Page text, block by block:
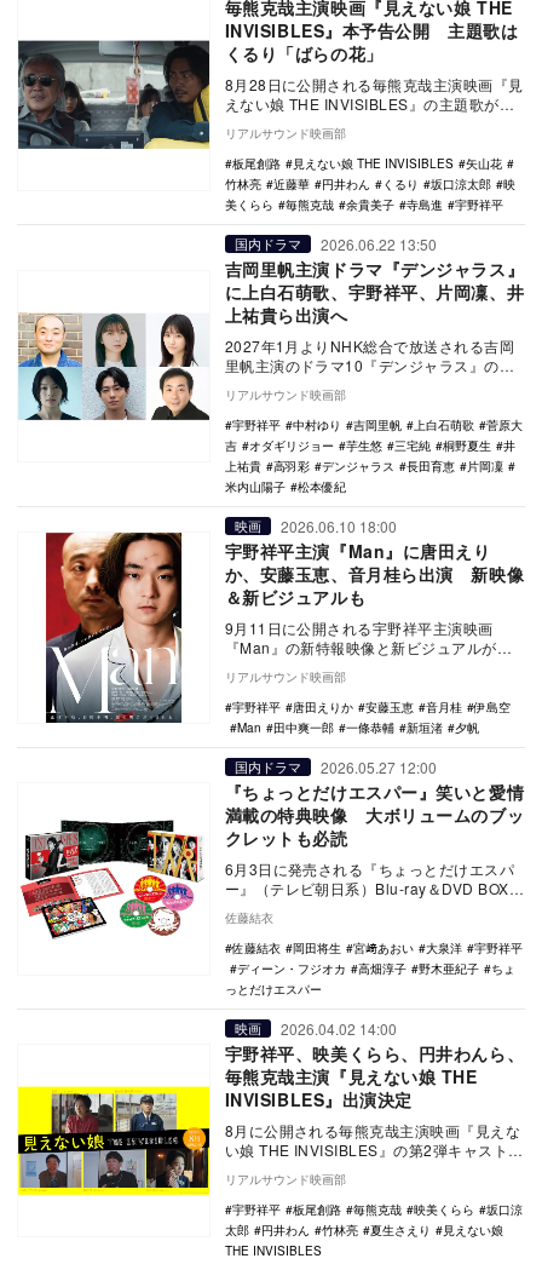
毎熊克哉主演映画『見えない娘 THE
INVISIBLES』本予告公開 主題歌は
くるり「ばらの花」
8月28日に公開される毎熊克哉主演映画『見
えない娘 THE INVISIBLES』の主題歌がく
るりの「ばらの花」に決定。あわせて…
リアルサウンド映画部
板尾創路
見えない娘 THE INVISIBLES
矢山花
竹林亮
近藤華 円井わん くるり 坂口涼太郎
映
美くらら
毎熊克哉 余貴美子 寺島進 宇野祥平
国内ドラマ 2026.06.22 13:50
吉岡里帆主演ドラマ『デンジャラス』
に上白石萌歌、宇野祥平、片岡凜、井
上祐貴ら出演へ
2027年1月よりNHK総合で放送される吉岡
里帆主演のドラマ10『デンジャラス』の追
加キャストとして、上白石萌歌、宇野祥
平、片岡…
リアルサウンド映画部
宇野祥平
中村ゆり 吉岡里帆 上白石萌歌
菅原大
吉
オダギリジョー 芋生悠 三宅純 桐野夏生
井
上祐貴
高羽彩 デンジャラス 長田育恵
片岡凜
米内山陽子
松本優紀
映画 2026.06.10 18:00
宇野祥平主演『Man』に唐田えり
か、安藤玉恵、音月桂ら出演 新映像
＆新ビジュアルも
9月11日に公開される宇野祥平主演映画
『Man』の新特報映像と新ビジュアルが公
開され、新たに唐田えりか、安藤玉恵、音
月桂、伊島空…
リアルサウンド映画部
宇野祥平
唐田えりか 安藤玉恵 音月桂
伊島空
Man
田中爽一郎 一條恭輔 新垣渚 夕帆
国内ドラマ 2026.05.27 12:00
『ちょっとだけエスパー』笑いと愛情
満載の特典映像 大ボリュームのブッ
クレットも必読
6月3日に発売される『ちょっとだけエスパ
ー』（テレビ朝日系）Blu-ray＆DVD BOX。
豪華特典映像やブックレットについて解…
佐藤結衣
佐藤結衣
岡田将生 宮﨑あおい 大泉洋
宇野祥平
ディーン・フジオカ
高畑淳子 野木亜紀子
ちょ
っとだけエスパー
映画 2026.04.02 14:00
宇野祥平、映美くらら、円井わんら、
毎熊克哉主演『見えない娘 THE
INVISIBLES』出演決定
8月に公開される毎熊克哉主演映画『見えな
い娘 THE INVISIBLES』の第2弾キャストと
して、宇野祥平、円井わん、坂口涼太…
リアルサウンド映画部
宇野祥平
板尾創路 毎熊克哉 映美くらら
坂口涼
太郎
円井わん 竹林亮 夏生さえり
見えない娘
THE INVISIBLES